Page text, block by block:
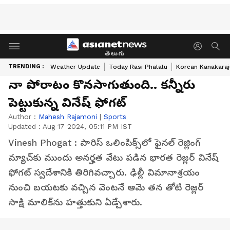
తెలుగు
TRENDING : Weather Update Today Rasi Phalalu Korean
నా పోరాటం కొనసాగుతుంది.. కన్నీరు
పెట్టుకున్న వినేష్ ఫోగట్
Author : Mahesh Rajamoni | Sports
Updated : Aug 17 2024, 05:11 PM IST
Vinesh Phogat : పారిస్ ఒలింపిక్స్‌లో ఫైన‌ల్ రెజ్లింగ్
మ్యాచ్‌కు ముందు అనర్హత వేటు పడిన భార‌త రెజ్ల‌ర్ వినేష్
ఫోగట్ స్వ‌దేశానికి తిరిగివ‌చ్చారు. ఢిల్లీ విమానాశ్రయం
నుంచి బయటకు వ‌చ్చిన వెంట‌నే ఆమె తన తోటి రెజ్లర్
సాక్షి మాలిక్‌ను హత్తుకుని ఏడ్చేశారు.